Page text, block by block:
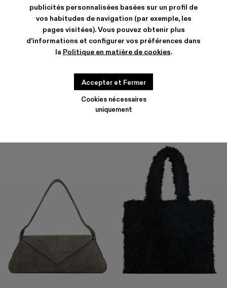
publicités personnalisées basées sur un profil de
vos habitudes de navigation (par exemple, les
pages visitées). Vous pouvez obtenir plus
d'informations et configurer vos préférences dans
la Politique en matière de cookies.
Cookies nécessaires
uniquement
Accepter et Fermer